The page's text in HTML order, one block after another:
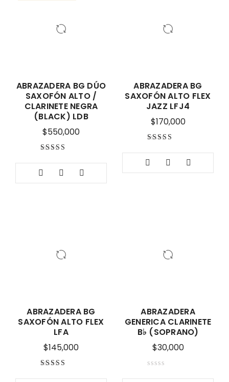
ABRAZADERA BG DÚO
SAXOFÓN ALTO /
CLARINETE NEGRA
(BLACK) LDB
$550,000
Valorado con
5.00de 5
ABRAZADERA BG
SAXOFÓN ALTO FLEX
JAZZ LFJ4
$170,000
Valorado con
5.00de 5
ABRAZADERA BG
SAXOFÓN ALTO FLEX
LFA
$145,000
Valorado con
ABRAZADERA
GENERICA CLARINETE
B♭ (SOPRANO)
$30,000